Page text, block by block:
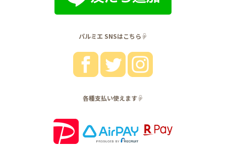
パルミエ SNSはこちら☟
各種支払い使えます☟